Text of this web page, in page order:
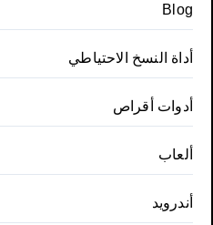
Blog
أداة النسخ الاحتياطي
أدوات أقراص
ألعاب
أندرويد